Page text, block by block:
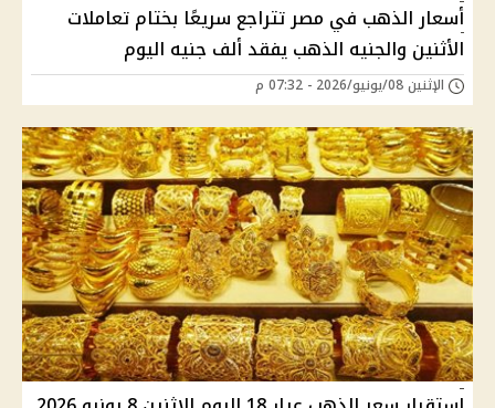
أسعار الذهب في مصر تتراجع سريعًا بختام تعاملات
الأثنين والجنيه الذهب يفقد ألف جنيه اليوم
الإثنين 08/يونيو/2026 - 07:32 م